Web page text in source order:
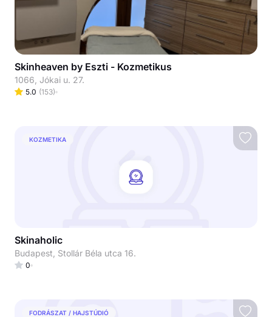
Skinheaven by Eszti - Kozmetikus
1066, Jókai u. 27.
5.0 (153)
KOZMETIKA
Skinaholic
Budapest, Stollár Béla utca 16.
0
FODRÁSZAT / HAJSTÚDIÓ